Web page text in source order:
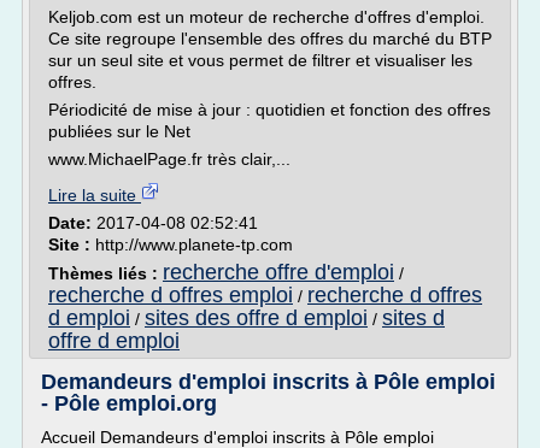
Keljob.com est un moteur de recherche d'offres d'emploi.
Ce site regroupe l'ensemble des offres du marché du BTP
sur un seul site et vous permet de filtrer et visualiser les
offres.
Périodicité de mise à jour : quotidien et fonction des offres
publiées sur le Net
www.MichaelPage.fr très clair,...
Lire la suite
Date: 2017-04-08 02:52:41
Site : http://www.planete-tp.com
Thèmes liés : recherche offre d'emploi /
recherche d offres emploi / recherche d offres
d emploi / sites des offre d emploi / sites d
offre d emploi
Demandeurs d'emploi inscrits à Pôle emploi
- Pôle emploi.org
Accueil Demandeurs d'emploi inscrits à Pôle emploi